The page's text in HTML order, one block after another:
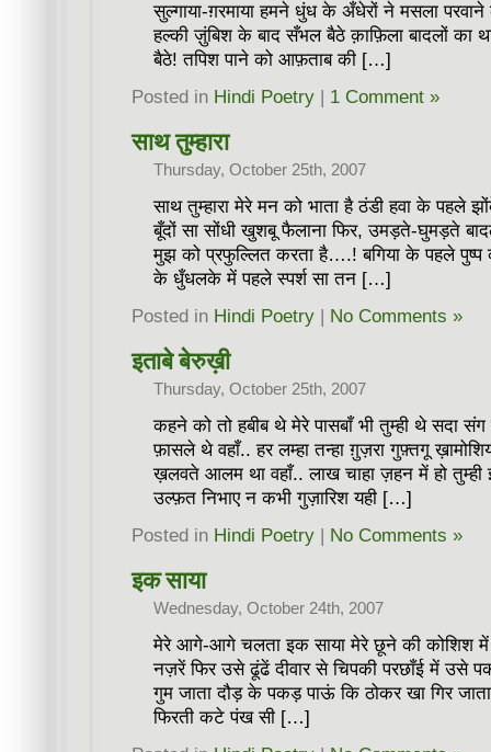
सुल्गाया-ग़रमाया हमने धुंध के अँधेरों ने मसला
हल्की ज़ुंबिश के बाद सँभल बैठे क़ाफ़िला बादलों का
बैठे! तपिश पाने को आफ़ताब की […]
Posted in Hindi Poetry | 1 Comment »
साथ तुम्हारा
Thursday, October 25th, 2007
साथ तुम्हारा मेरे मन को भाता है ठंडी हवा के पहले
बूँदों सा सोंधी खुशबू फैलाना फिर, उमड़ते-घुमड़ते
मुझ को प्रफुल्लित करता है….! बगिया के पहले पुष्प
के धुँधलके में पहले स्पर्श सा तन […]
Posted in Hindi Poetry | No Comments »
इताबे बेरुख़ी
Thursday, October 25th, 2007
कहने को तो हबीब थे मेरे पासबाँ भी तुम्ही थे सदा
फ़ासले थे वहाँ.. हर लम्हा तन्हा ग़ुज़रा गुफ़्तगू
ख़लवते आलम था वहाँ.. लाख चाहा ज़हन में हो तुम्ही
उल्फ़त निभाए न कभी गुज़ारिश यही […]
Posted in Hindi Poetry | No Comments »
इक साया
Wednesday, October 24th, 2007
मेरे आगे-आगे चलता इक साया मेरे छूने की कोशिश में
नज़रें फिर उसे ढूंढें दीवार से चिपकी परछाँई में उसे
गुम जाता दौड़ के पकड़ पाऊं कि ठोकर खा गिर
फिरती कटे पंख सी […]